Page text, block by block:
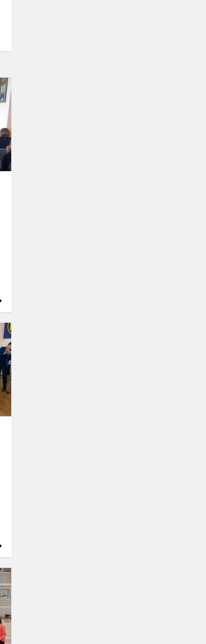
patyčių
Konkursas
„Matematinis
PA
DE
DE"
Šventinis
tinklinio
turnyras